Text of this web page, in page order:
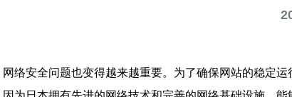
络安全问题也变得越来越重要。为了确保网站的稳定